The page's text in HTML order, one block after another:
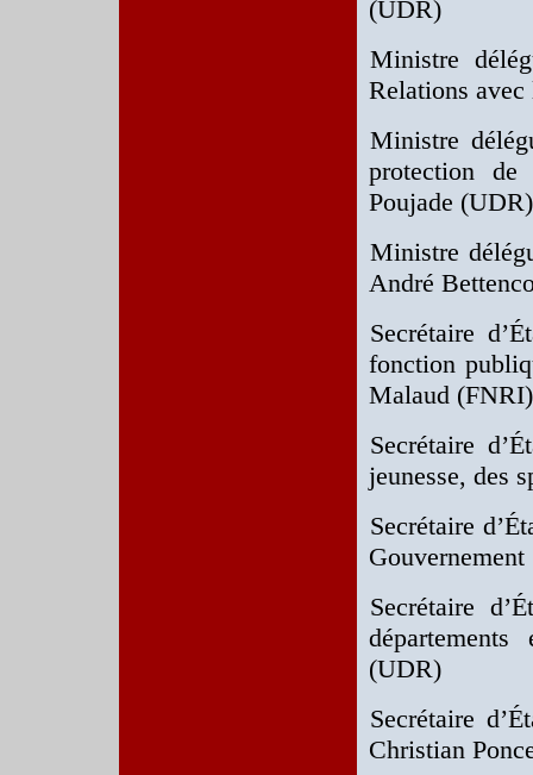
(UDR)
Ministre
Relations
Ministre
protection
Poujade (UDR)
Ministre
André
Secrétaire
fonction
Malaud (FNRI)
Secrétaire
jeunesse, des
Secrétaire
Secrétaire
(UDR)
Secrétaire
Christian